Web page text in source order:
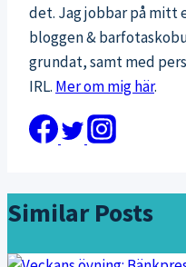
det. Jag jobbar på mitt
bloggen &
grundat, samt med
IRL. Mer om mig här.
Similar Posts